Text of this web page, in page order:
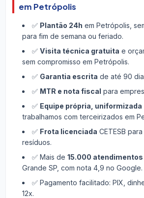
em Petrópolis
✅ Plantão 24h em Petrópolis,
para fim de semana ou feriado.
✅ Visita técnica gratuita e
sem compromisso em Petrópolis.
✅ Garantia escrita de até 90
✅ MTR e nota fiscal para
✅ Equipe própria, uniformizada
trabalhamos com terceirizados em
✅ Frota licenciada CETESB
resíduos.
✅ Mais de 15.000 atendimentos
Grande SP, com nota 4,9 no Google.
✅ Pagamento facilitado: PIX,
12x.